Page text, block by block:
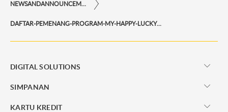
DAFTAR-PEMENANG-PROGRAM-MY-HAPPY-LUCKY-BANK
DIGITAL SOLUTIONS
SIMPANAN
KARTU KREDIT